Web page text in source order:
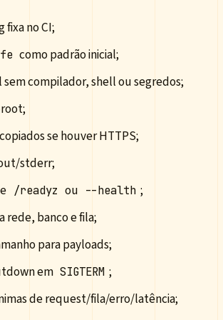
fixa no CI;
como padrão inicial;
sem compilador, shell ou segredos;
se houver HTTPS;
stderr;
e /readyz ou --health ;
rede, banco e fila;
para payloads;
em SIGTERM ;
de request/fila/erro/latência;